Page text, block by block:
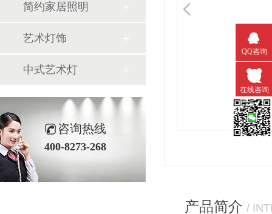
简约家居照明
艺术灯饰
中式艺术灯
咨询热线
400-8273-268
产品简介 /
QQ咨询
在线咨询
微信扫一扫